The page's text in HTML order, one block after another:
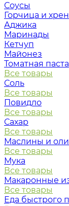
Соусы
Горчица и хрен
Аджика
Маринады
Кетчуп
Майонез
Томатная паста
Все товары
Соль
Все товары
Повидло
Все товары
Сахар
Все товары
Маслины и
Все товары
Мука
Все товары
Макаронные
Все товары
Еда быстрого